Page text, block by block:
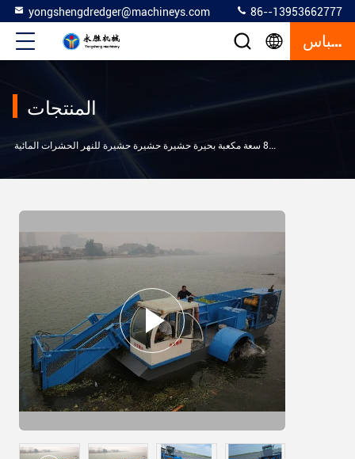
yongshengdredger@machineys.com 86--13953662777
إقتباس
المنتجات
8 سعة مكعبة بحيرة حشيرة حشيرة حشيرة للنهر الحشرات المائية